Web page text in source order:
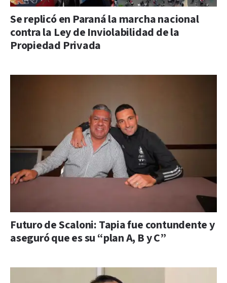
Se replicó en Paraná la marcha nacional
contra la Ley de Inviolabilidad de la
Propiedad Privada
Futuro de Scaloni: Tapia fue contundente y
aseguró que es su “plan A, B y C”